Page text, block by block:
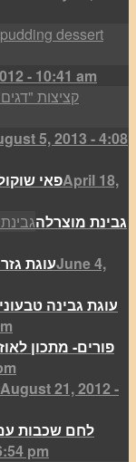
- 10:41 am
5, 2013 - 4:08
פאיApril 18,
גבינת מוצרלה
עוגתJune 4,
עוגת גבינה
פורים- מתכון
August 21, 2012 -
pm